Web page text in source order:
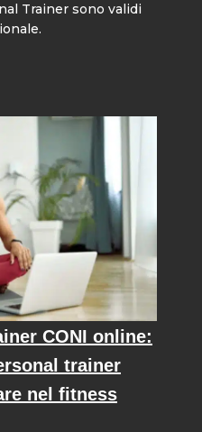
Trainer sono validi
CONI online:
trainer
nel fitness